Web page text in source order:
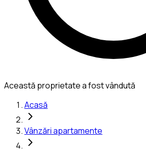
Această proprietate a fost vândută
Acasă
Vânzări apartamente